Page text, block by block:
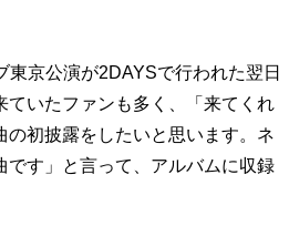
京公演が2DAYSで行われた翌日
ていたファンも多く、「来てくれ
初披露をしたいと思います。ネ
です」と言って、アルバムに収録